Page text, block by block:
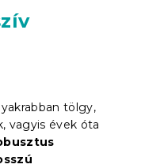
tölgy,
vagyis évek óta